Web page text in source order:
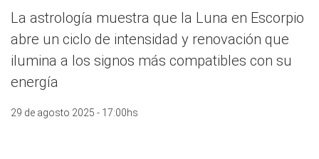
La astrología muestra que la Luna en Escorpio
abre un ciclo de intensidad y renovación que
ilumina a los signos más compatibles con su
energía
29 de agosto 2025 - 17:00hs